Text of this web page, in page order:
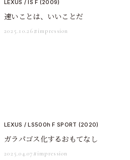
LEXUS / IS F (2009)
速いことは、いいことだ
2025.10.26#impression
LEXUS / LS500h F SPORT (2020)
ガラパゴス化するおもてなし
2025.04.07#impression